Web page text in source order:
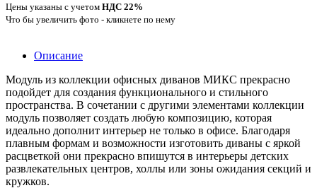
Цены указаны с учетом НДС 22%
Что бы увеличить фото - кликнете по нему
Описание
Модуль из коллекции офисных диванов МИКС прекрасно
подойдет для создания функционального и стильного
пространства. В сочетании с другими элементами коллекции
модуль позволяет создать любую композицию, которая
идеально дополнит интерьер не только в офисе. Благодаря
плавным формам и возможности изготовить диваны с яркой
расцветкой они прекрасно впишутся в интерьеры детских
развлекательных центров, холлы или зоны ожидания секций и
кружков.